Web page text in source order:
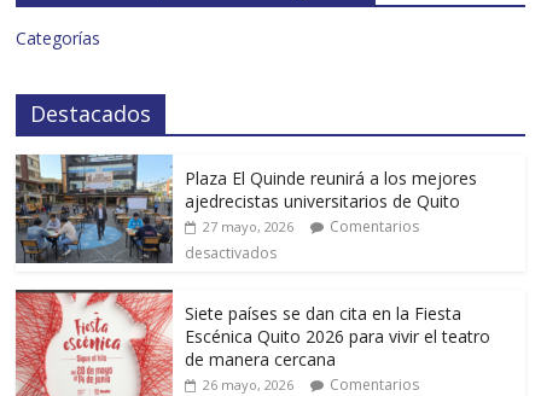
Categorías
Destacados
Plaza El Quinde reunirá a los mejores
ajedrecistas universitarios de Quito
27 mayo, 2026
Comentarios
desactivados
Siete países se dan cita en la Fiesta
Escénica Quito 2026 para vivir el teatro
de manera cercana
26 mayo, 2026
Comentarios